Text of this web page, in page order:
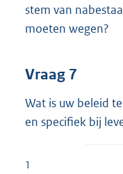
stem van
moeten wegen?
Vraag 7
Wat is uw beleid
en specifiek bij
1